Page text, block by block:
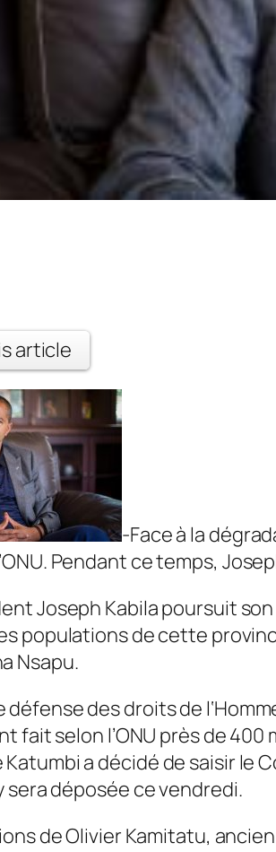
article
-Face à la
Pendant ce temps,
Joseph Kabila poursuit
populations de cette
Nsapu.
défense des droits de
fait selon l’ONU près de
Katumbi a décidé de saisir le
sera déposée ce vendredi.
de Olivier Kamitatu,